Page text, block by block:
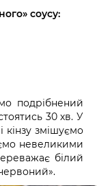
соусу:
подрібнений
30 хв. У
кінзу змішуємо
невеликими
білий